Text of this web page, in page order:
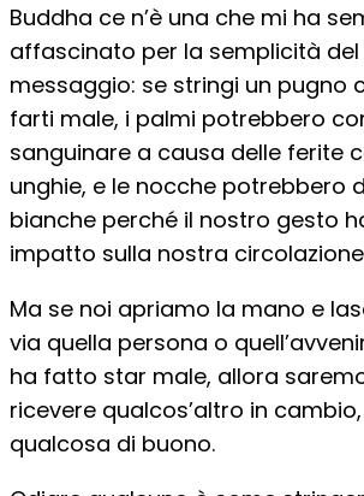
Buddha ce n’è una che mi ha
affascinato per la semplicità del
messaggio: se stringi un pugno
farti male, i palmi potrebbero
sanguinare a causa delle ferite
unghie, e le nocche potrebbero
bianche perché il nostro gesto
impatto sulla nostra
Ma se noi apriamo la mano e
via quella persona o
ha fatto star male, allora
ricevere qualcos’altro in
qualcosa di buono.